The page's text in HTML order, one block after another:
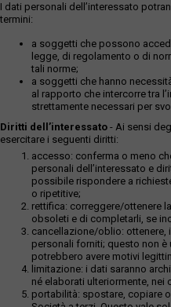
I dati personali dell’interessato
termini:
a soggetti che possono
legge, di regolamento o di
tali norme;
a soggetti che hanno
al rapporto che intercorre tra
strettamente necessari per
Diritti dell’interessato - Ai sensi
esercitare i seguenti diritti:
accesso: conferma o meno
personali dell’interessato e
possibile rispondere a
o ripetitive;
rettifica: correggere/ottenere
obsoleti e di completarli, se
cancellazione/oblio: ottenere,
personali forniti; questo non
potrebbero avere motivi
limitazione: i dati saranno
né elaborati ulteriormente, nei
portabilità: spostare, copiare